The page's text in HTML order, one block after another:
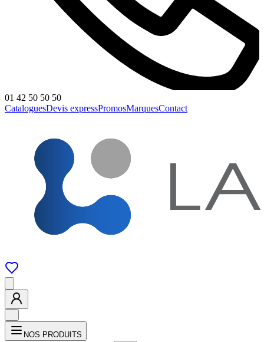
01 42 50 50 50
CataloguesDevis expressPromosMarquesContact
NOS PRODUITS